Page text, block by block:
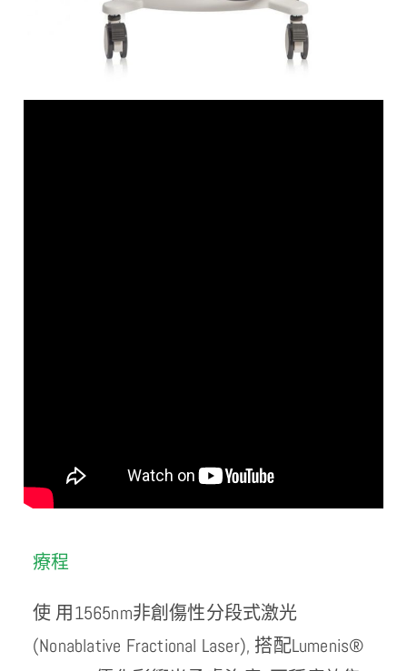
療程
使 用1565nm非創傷性分段式激光
(Nonablative Fractional Laser), 搭配Lumenis®